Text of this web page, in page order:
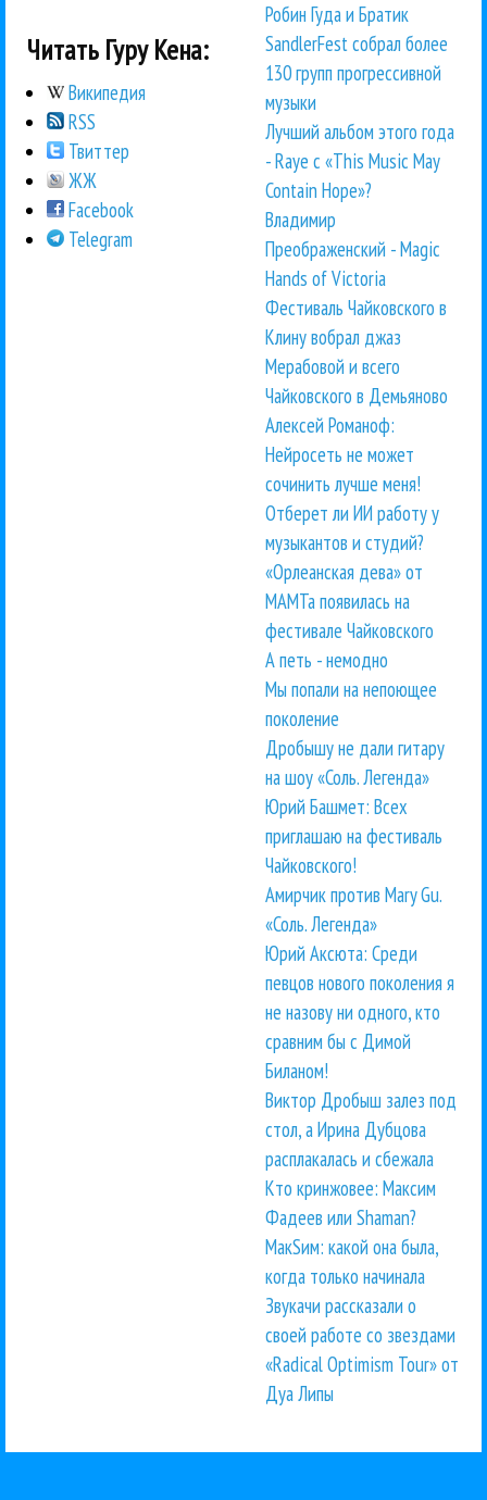
Читать Гуру Кена:
Википедия
RSS
Твиттер
ЖЖ
Facebook
Telegram
Робин Гуда и Братик
SandlerFest собрал более
130 групп прогрессивной
музыки
Лучший альбом этого года
- Raye с «This Music May
Contain Hope»?
Владимир
Преображенский - Magic
Hands of Victoria
Фестиваль Чайковского в
Клину вобрал джаз
Мерабовой и всего
Чайковского в Демьяново
Алексей Романоф:
Нейросеть не может
сочинить лучше меня!
Отберет ли ИИ работу у
музыкантов и студий?
«Орлеанская дева» от
МАМТа появилась на
фестивале Чайковского
А петь - немодно
Мы попали на непоющее
поколение
Дробышу не дали гитару
на шоу «Соль. Легенда»
Юрий Башмет: Всех
приглашаю на фестиваль
Чайковского!
Амирчик против Mary Gu.
«Соль. Легенда»
Юрий Аксюта: Среди
певцов нового поколения я
не назову ни одного, кто
сравним бы с Димой
Биланом!
Виктор Дробыш залез под
стол, а Ирина Дубцова
расплакалась и сбежала
Кто кринжовее: Максим
Фадеев или Shaman?
МакSим: какой она была,
когда только начинала
Звукачи рассказали о
своей работе со звездами
«Radical Optimism Tour» от
Дуа Липы